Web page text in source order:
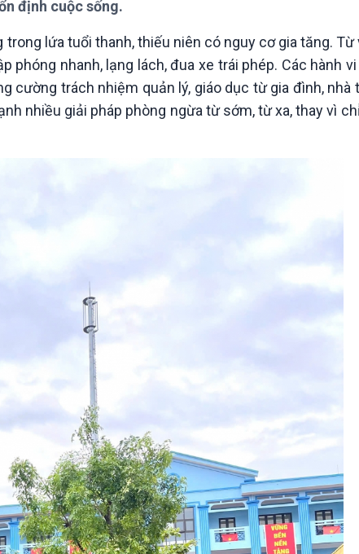
với người nổi tiếng
E-Magazine
định cuộc sống.
lứa tuổi thanh, thiếu niên có nguy cơ gia tăng. Từ
nhanh, lạng lách, đua xe trái phép. Các hành
cường trách nhiệm quản lý, giáo dục từ gia đình, nhà
nhiều giải pháp phòng ngừa từ sớm, từ xa, thay vì